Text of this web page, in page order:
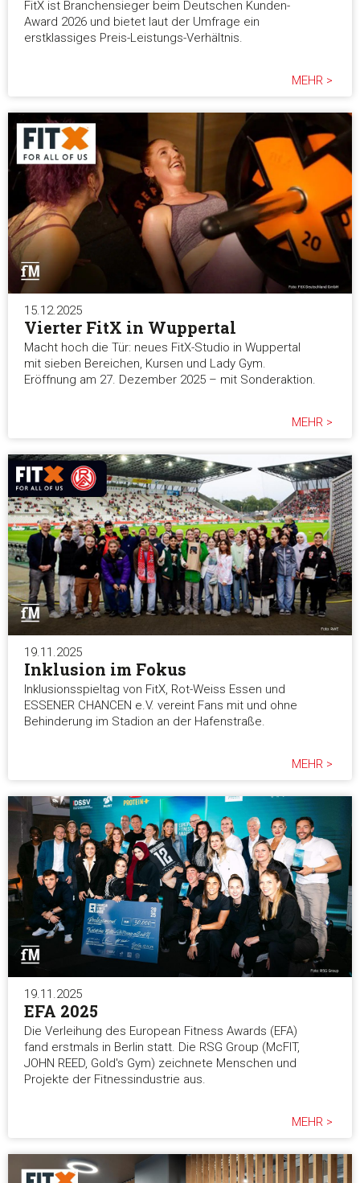
FitX ist Branchensieger beim Deutschen Kunden-
Award 2026 und bietet laut der Umfrage ein
erstklassiges Preis-Leistungs-Verhältnis.
MEHR >
15.12.2025
Vierter FitX in Wuppertal
Macht hoch die Tür: neues FitX-Studio in Wuppertal
mit sieben Bereichen, Kursen und Lady Gym.
Eröffnung am 27. Dezember 2025 – mit Sonderaktion.
MEHR >
19.11.2025
Inklusion im Fokus
Inklusionsspieltag von FitX, Rot-Weiss Essen und
ESSENER CHANCEN e.V. vereint Fans mit und ohne
Behinderung im Stadion an der Hafenstraße.
MEHR >
19.11.2025
EFA 2025
Die Verleihung des European Fitness Awards (EFA)
fand erstmals in Berlin statt. Die RSG Group (McFIT,
JOHN REED, Gold's Gym) zeichnete Menschen und
Projekte der Fitnessindustrie aus.
MEHR >